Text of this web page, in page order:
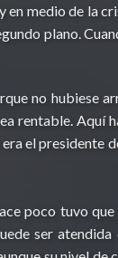
medio de la
plano.
no hubiese
Aquí
el
poco tuvo
ser